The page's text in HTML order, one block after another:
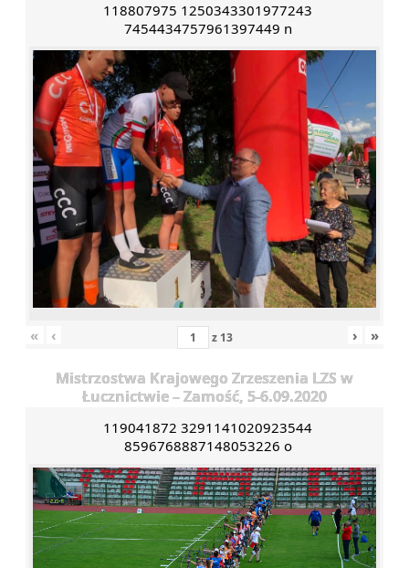
118807975 1250343301977243
7454434757961397449 n
« ‹ z 13 › »
Mistrzostwa Krajowego Zrzeszenia LZS w
Łucznictwie – Zamość, 5-6.09.2020
119041872 3291141020923544
8596768887148053226 o